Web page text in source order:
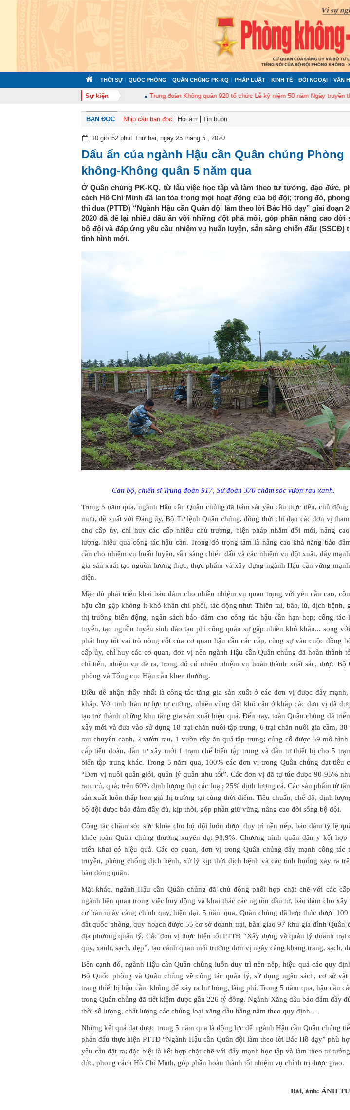
THỜI SỰ QUỐC PHÒNG QUÂN CHỦNG PK-KQ PHÁP LUẬT KINH TẾ ĐỐI NGOẠI VĂN
Sự kiện
372 tổ chức tập huấn cán bộ năm 2026 Trung đoàn Không quân 920 tổ chức Lễ kỷ niệm 50 năm Ngày truyền thống
BẠN ĐỌC Nhịp cầu bạn đọc Hồi âm Tin buồn
10 giờ:52 phút Thứ hai, ngày 25 tháng 5 , 2020
Dấu ấn của ngành Hậu cần Quân chủng Phòng
không-Không quân 5 năm qua
Ở Quân chủng PK-KQ, từ lâu việc học tập và làm theo tư tưởng, đạo đức,
cách Hồ Chí Minh đã lan tỏa trong mọi hoạt động của bộ đội; trong đó,
thi đua (PTTĐ) “Ngành Hậu cần Quân đội làm theo lời Bác Hồ dạy” giai đoạn
2020 đã để lại nhiều dấu ấn với những đột phá mới, góp phần nâng cao đời
bộ đội và đáp ứng yêu cầu nhiệm vụ huấn luyện, sẵn sàng chiến đấu (SSCĐ)
tình hình mới.
Cán bộ, chiến sĩ Trung đoàn 917, Sư đoàn 370 chăm sóc vườn rau xanh.
Trong 5 năm qua, ngành Hậu cần Quân chủng đã bám sát yêu cầu thực tiễn, chủ động
mưu, đề xuất với Đảng ủy, Bộ Tư lệnh Quân chủng, đồng thời chỉ đạo các đơn vị
cho cấp ủy, chỉ huy các cấp nhiều chủ trương, biện pháp nhằm đổi mới, nâng
lượng, hiệu quả công tác hậu cần. Trong đó trọng tâm là nâng cao khả năng bảo
cần cho nhiệm vụ huấn luyện, sẵn sàng chiến đấu và các nhiệm vụ đột xuất, đẩy
gia sản xuất tạo nguồn lương thực, thực phẩm và xây dựng ngành Hậu cần vững
diện.
Mặc dù phải triển khai bảo đảm cho nhiều nhiệm vụ quan trọng với yêu cầu cao,
hậu cần gặp không ít khó khăn chi phối, tác động như: Thiên tai, bão, lũ, dịch bệnh,
thị trường biến động, ngân sách bảo đảm cho công tác hậu cần hạn hẹp; công tác
tuyển, tạo nguồn tuyển sinh đào tạo phi công quân sự gặp nhiều khó khăn... song
phát huy tốt vai trò nòng cốt của cơ quan hậu cần các cấp, cùng sự vào cuộc đồng
cấp ủy, chỉ huy các cơ quan, đơn vị nên ngành Hậu cần Quân chủng đã hoàn thành
chỉ tiêu, nhiệm vụ đề ra, trong đó có nhiều nhiệm vụ hoàn thành xuất sắc, được Bộ
phòng và Tổng cục Hậu cần khen thưởng.
Điều dễ nhận thấy nhất là công tác tăng gia sản xuất ở các đơn vị được đẩy mạnh,
khắp. Với tinh thần tự lực tự cường, nhiều vùng đất khô cằn ở khắp các đơn vị đã
tạo trở thành những khu tăng gia sản xuất hiệu quả. Đến nay, toàn Quân chủng đã
xây mới và đưa vào sử dụng 18 trại chăn nuôi tập trung, 6 trại chăn nuôi gia cầm, 38
rau chuyên canh, 2 vườn rau, 1 vườn cây ăn quả tập trung; củng cố được 59 mô hình
cấp tiểu đoàn, đầu tư xây mới 1 trạm chế biến tập trung và đầu tư thiết bị cho 5
biến tập trung khác. Trong 5 năm qua, 100% các đơn vị trong Quân chủng đạt tiêu
“Đơn vị nuôi quân giỏi, quản lý quân nhu tốt”. Các đơn vị đã tự túc được 90-95%
rau, củ, quả; trên 60% định lượng thịt các loại; 25% định lượng cá. Các sản phẩm từ
sản xuất luôn thấp hơn giá thị trường tại cùng thời điểm. Tiêu chuẩn, chế độ, định
bộ đội được bảo đảm đầy đủ, kịp thời, góp phần giữ vững, nâng cao đời sống bộ đội.
Công tác chăm sóc sức khỏe cho bộ đội luôn được duy trì nền nếp, bảo đảm tỷ lệ
khỏe toàn Quân chủng thường xuyên đạt 98,9%. Chương trình quân dân y kết hợp
triển khai có hiệu quả. Các cơ quan, đơn vị trong Quân chủng đẩy mạnh công tác
truyền, phòng chống dịch bệnh, xử lý kịp thời dịch bệnh và các tình huống xảy ra
bàn đóng quân.
Mặt khác, ngành Hậu cần Quân chủng đã chủ động phối hợp chặt chẽ với các
ngành liên quan trong việc huy động và khai thác các nguồn đầu tư, bảo đảm cho xây
cơ bản ngày càng chính quy, hiện đại. 5 năm qua, Quân chủng đã hợp thức được 109
đất quốc phòng, quy hoạch được 55 cơ sở doanh trại, bàn giao 97 khu gia đình Quân
địa phương quản lý. Các đơn vị thực hiện tốt PTTĐ “Xây dựng và quản lý doanh trại
quy, xanh, sạch, đẹp”, tạo cảnh quan môi trường đơn vị ngày càng khang trang, sạch,
Bên cạnh đó, ngành Hậu cần Quân chủng luôn duy trì nền nếp, hiệu quả các quy
Bộ Quốc phòng và Quân chủng về công tác quản lý, sử dụng ngân sách, cơ sở vật
trang thiết bị hậu cần, không để xảy ra hư hỏng, lãng phí. Trong 5 năm qua, hậu cần
trong Quân chủng đã tiết kiệm được gần 226 tỷ đồng. Ngành Xăng dầu bảo đảm đầy
thời số lượng, chất lượng các chủng loại xăng dầu hằng năm theo quy định…
Những kết quả đạt được trong 5 năm qua là động lực để ngành Hậu cần Quân chủng
phấn đấu thực hiện PTTĐ “Ngành Hậu cần Quân đội làm theo lời Bác Hồ dạy” phù
yêu cầu đặt ra; đặc biệt là kết hợp chặt chẽ với đẩy mạnh học tập và làm theo tư
đức, phong cách Hồ Chí Minh, góp phần hoàn thành tốt nhiệm vụ chính trị được giao.
Bài, ảnh: ÁNH